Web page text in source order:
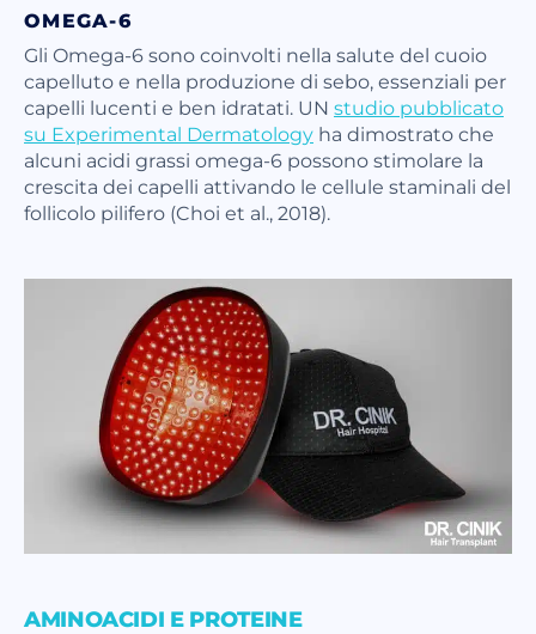
OMEGA-6
Gli Omega-6 sono coinvolti nella salute del cuoio
capelluto e nella produzione di sebo, essenziali per
capelli lucenti e ben idratati. UN studio pubblicato
su Experimental Dermatology ha dimostrato che
alcuni acidi grassi omega-6 possono stimolare la
crescita dei capelli attivando le cellule staminali del
follicolo pilifero (Choi et al., 2018).
AMINOACIDI E PROTEINE